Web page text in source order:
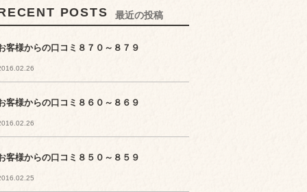
POSTS 最近の投稿
客様からの口コミ８７０～８７９
客様からの口コミ８６０～８６９
客様からの口コミ８５０～８５９